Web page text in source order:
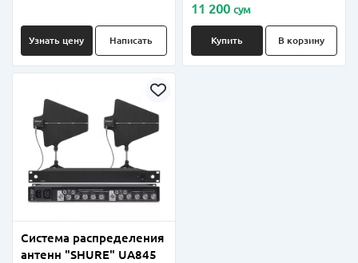
Узнать цену Написать
11 200 сум
Купить В корзину
Система распределения
антенн "SHURE" UA845